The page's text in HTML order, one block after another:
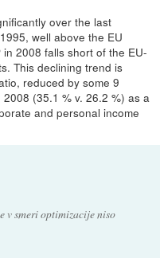
over the last
well above the EU
2008 falls short of the EU-
This declining trend is
reduced by some 9
(35.1 % v. 26.2 %) as a
and personal income
v smeri optimizacije niso